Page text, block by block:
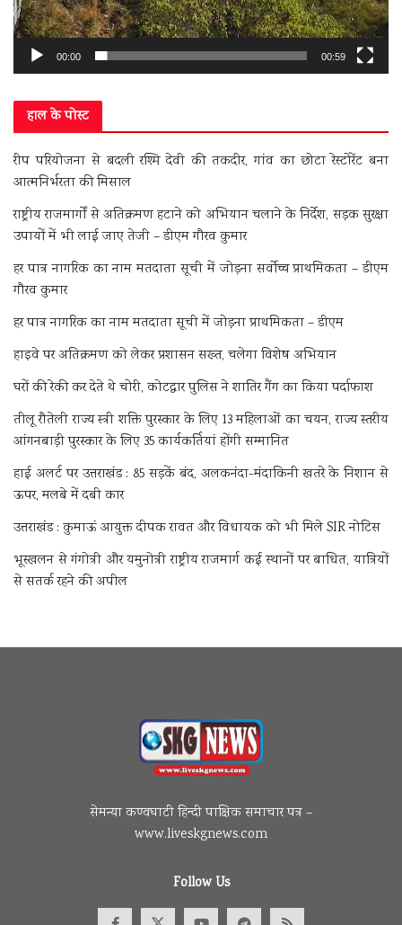
00:00 00:59
हाल के पोस्ट
रीप परियोजना से बदली रश्मि देवी की तकदीर, गांव का छोटा रेस्टोरेंट बना
आत्मनिर्भरता की मिसाल
राष्ट्रीय राजमार्गों से अतिक्रमण हटाने को अभियान चलाने के निर्देश, सड़क सुरक्षा
उपायों में भी लाई जाए तेजी – डीएम गौरव कुमार
हर पात्र नागरिक का नाम मतदाता सूची में जोड़ना सर्वोच्च प्राथमिकता – डीएम
गौरव कुमार
हर पात्र नागरिक का नाम मतदाता सूची में जोड़ना प्राथमिकता – डीएम
हाइवे पर अतिक्रमण को लेकर प्रशासन सख्त, चलेगा विशेष अभियान
घरों की रेकी कर देते थे चोरी, कोटद्वार पुलिस ने शातिर गैंग का किया पर्दाफाश
तीलू रौतेली राज्य स्त्री शक्ति पुरस्कार के लिए 13 महिलाओं का चयन, राज्य स्तरीय
आंगनबाड़ी पुरस्कार के लिए 35 कार्यकर्तियां होंगी सम्मानित
हाई अलर्ट पर उत्तराखंड : 85 सड़कें बंद, अलकनंदा-मंदाकिनी खतरे के निशान से
ऊपर, मलबे में दबी कार
उत्तराखंड : कुमाऊं आयुक्त दीपक रावत और विधायक को भी मिले SIR नोटिस
भूस्खलन से गंगोत्री और यमुनोत्री राष्ट्रीय राजमार्ग कई स्थानों पर बाधित, यात्रियों
से सतर्क रहने की अपील
सेमन्या कण्वघाटी हिन्दी पाक्षिक समाचार पत्र –
www.liveskgnews.com
Follow Us